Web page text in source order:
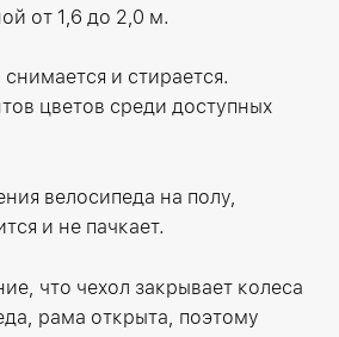
от 1,6 до 2,0 м.
и стирается.
цветов среди доступных
велосипеда на полу,
и не пачкает.
что чехол закрывает колеса
рама открыта, поэтому